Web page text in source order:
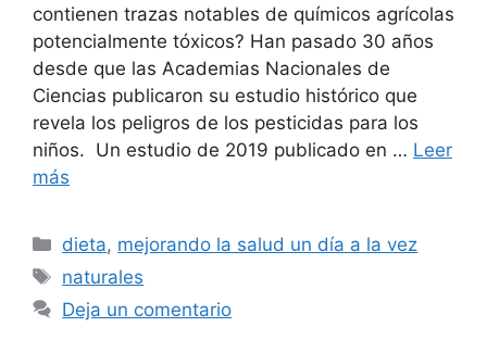
contienen trazas notables de químicos agrícolas
potencialmente tóxicos? Han pasado 30 años
desde que las Academias Nacionales de
Ciencias publicaron su estudio histórico que
revela los peligros de los pesticidas para los
niños. Un estudio de 2019 publicado en … Leer
más
Categorías
dieta, mejorando la salud un día a la vez
Etiquetas
naturales
Deja un comentario